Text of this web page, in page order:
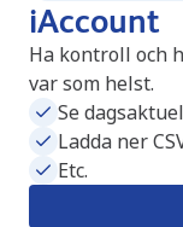
iAccount
Ha kontroll och
var som helst.
Se
Ladda ner
Etc.